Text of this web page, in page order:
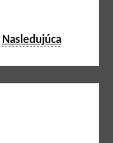
Nasledujúca